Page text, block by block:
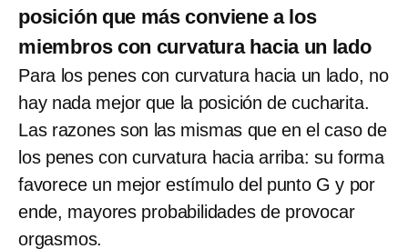
posición que más conviene a los
miembros con curvatura hacia un lado
Para los penes con curvatura hacia un lado, no
hay nada mejor que la posición de cucharita.
Las razones son las mismas que en el caso de
los penes con curvatura hacia arriba: su forma
favorece un mejor estímulo del punto G y por
ende, mayores probabilidades de provocar
orgasmos.